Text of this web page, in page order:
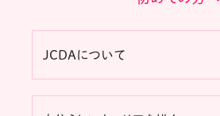
JCDAについて